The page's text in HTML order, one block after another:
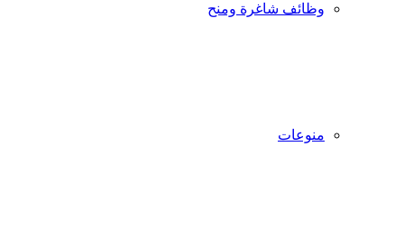
وظائف شاغرة ومنح
منوعات